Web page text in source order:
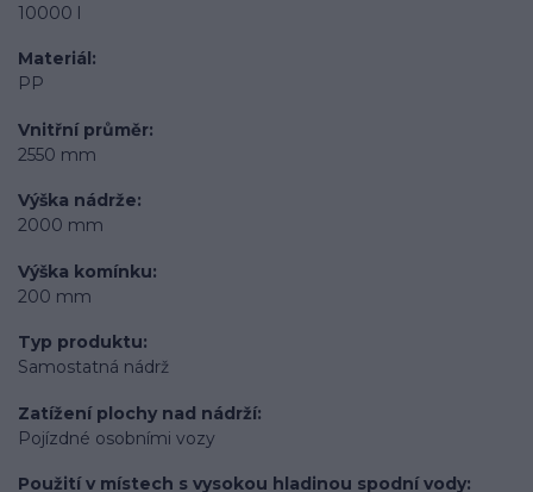
10000 l
Materiál
PP
Vnitřní průměr
2550 mm
Výška nádrže
2000 mm
Výška komínku
200 mm
Typ produktu
Samostatná nádrž
Zatížení plochy nad nádrží
Pojízdné osobními vozy
Použití v místech s vysokou hladinou spodní vody